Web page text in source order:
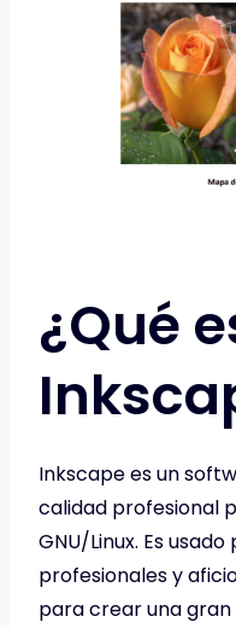
¿Qué
Inkscape es un
calidad profesional
GNU/Linux. Es
profesionales y
para crear una